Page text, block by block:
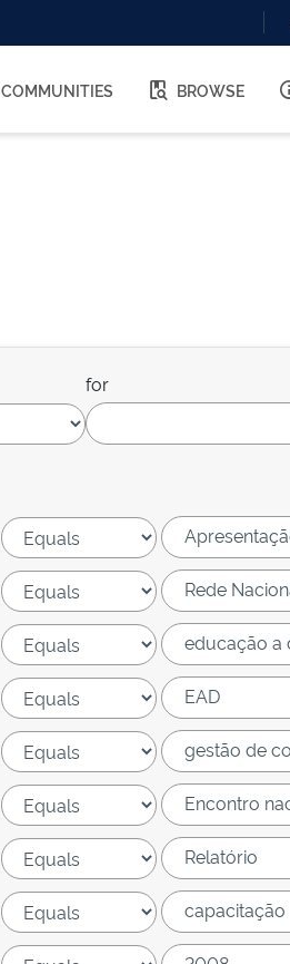
COMMUNITIES BROWSE
for